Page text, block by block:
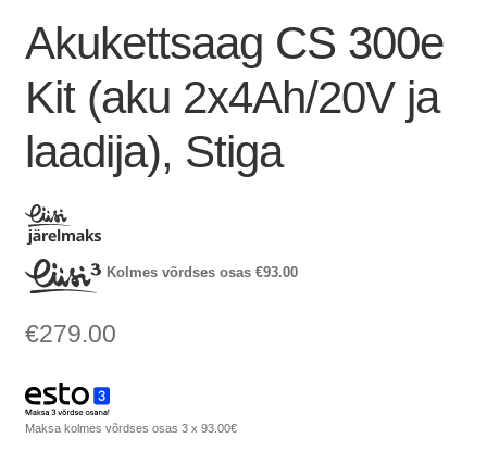
Akukettsaag CS 300e
Kit (aku 2x4Ah/20V ja
laadija), Stiga
Kolmes võrdses osas €93.00
€279.00
Maksa kolmes võrdses osas 3 x 93.00€